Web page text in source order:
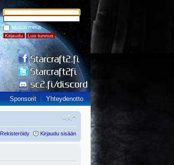
Muista minut
Sponsorit Yhteydenotto
Rekisteröidy Kirjaudu sisään